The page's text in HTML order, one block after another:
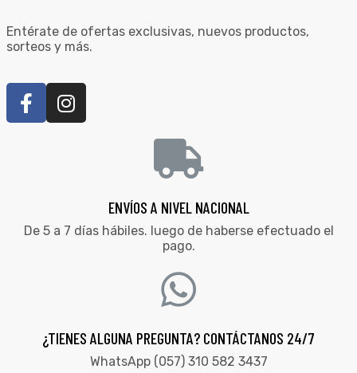
Entérate de ofertas exclusivas, nuevos productos,
sorteos y más.
ENVÍOS A NIVEL NACIONAL
De 5 a 7 días hábiles. luego de haberse efectuado el
pago.
¿TIENES ALGUNA PREGUNTA? CONTÁCTANOS 24/7
WhatsApp (057) 310 582 3437